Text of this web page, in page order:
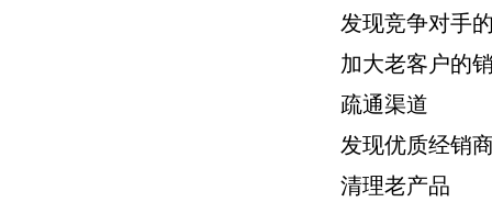
发现竞争对手
加大老客户的
疏通渠道
发现优质经销
清理老产品